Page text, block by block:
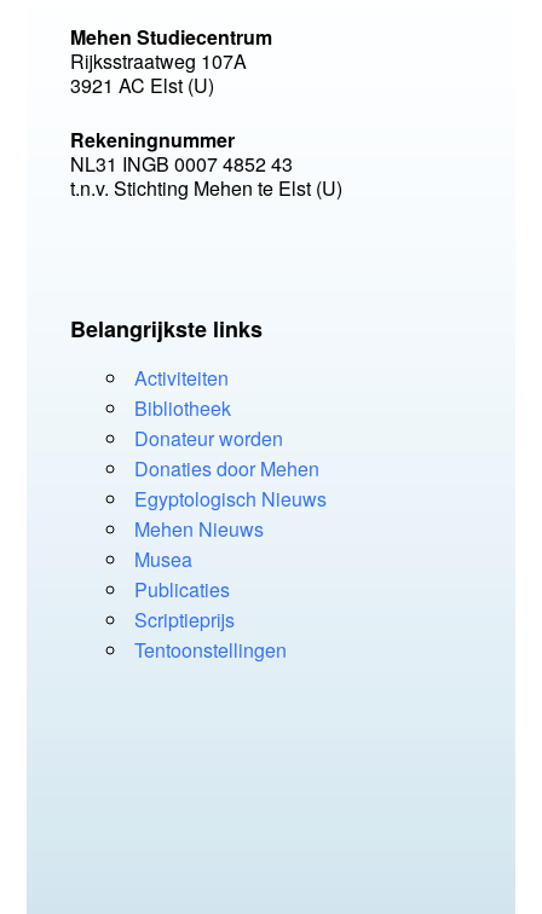
Mehen Studiecentrum
Rijksstraatweg 107A
3921 AC Elst (U)
Rekeningnummer
NL31 INGB 0007 4852 43
t.n.v. Stichting Mehen te Elst (U)
Belangrijkste links
Activiteiten
Bibliotheek
Donateur worden
Donaties door Mehen
Egyptologisch Nieuws
Mehen Nieuws
Musea
Publicaties
Scriptieprijs
Tentoonstellingen